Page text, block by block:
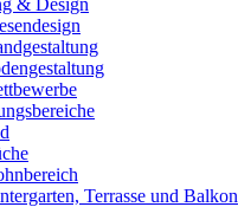
& Design
Terrasse und Balkon